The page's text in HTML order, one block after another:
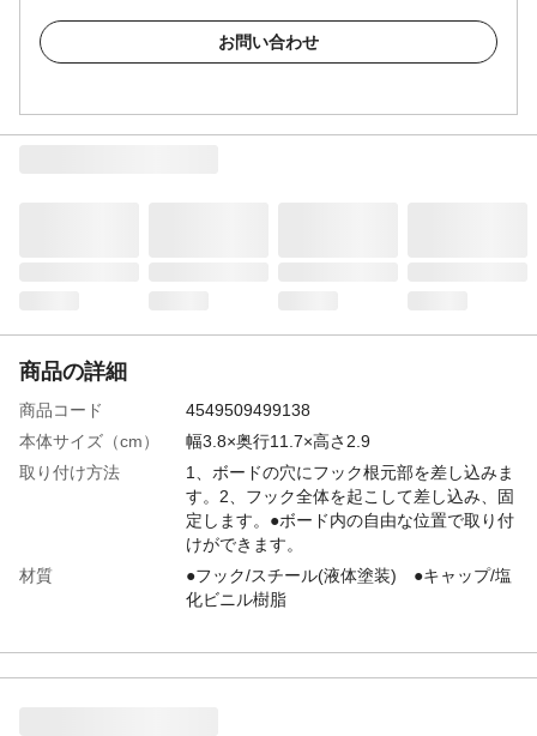
お問い合わせ
商品の詳細
商品コード
4549509499138
本体サイズ（cm）
幅3.8×奥行11.7×高さ2.9
取り付け方法
1、ボードの穴にフック根元部を差し込みま
す。2、フック全体を起こして差し込み、固
定します。●ボード内の自由な位置で取り付
けができます。
材質
●フック/スチール(液体塗装) ●キャップ/塩
化ビニル樹脂
い。●お子様の手の届かない場所に保管して
ください。